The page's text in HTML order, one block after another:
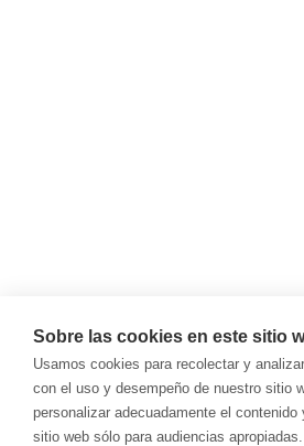
Sobre las cookies en este sitio
Usamos cookies para recolectar y
con el uso y desempeño de nuestro sitio
personalizar adecuadamente el
sitio web sólo para audiencias apropiadas.